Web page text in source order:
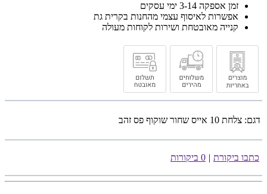
זמן אספקה 3-14 ימי עסקים
אפשרות לאיסוף עצמי מהחנות בקרית גת
קנייה מאובטחת ושירות לקוחות מעולה
דגם: צלחת 10 אייס שחור שוקוף פס זהב
כתבו ביקורת | 0 ביקורות